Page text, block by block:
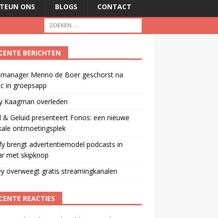
ONS BLOGS CONTACT
BERICHTEN
Menno de Boer geschorst na
in groepsapp
Kaagman overleden
& Geluid presenteert Fonos: een nieuwe
ontmoetingsplek
brengt advertentiemodel podcasts in
met skipknop
overweegt gratis streamingkanalen
REACTIES